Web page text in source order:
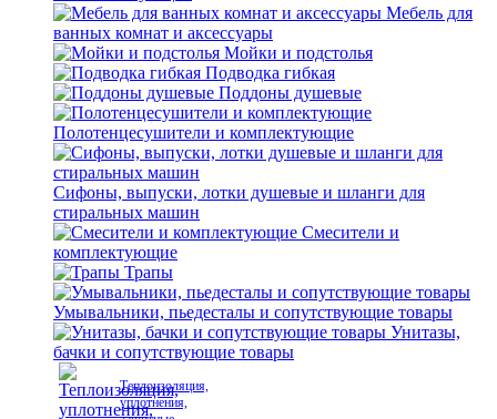
Мебель для
ванных комнат и аксессуары
Мойки и подстолья
Подводка гибкая
Поддоны душевые
Полотенцесушители и комплектующие
Сифоны, выпуски, лотки душевые и шланги для
стиральных машин
Смесители и
комплектующие
Трапы
Умывальники, пьедесталы и сопутствующие товары
Унитазы,
бачки и сопутствующие товары
Теплоизоляция,
уплотнения,